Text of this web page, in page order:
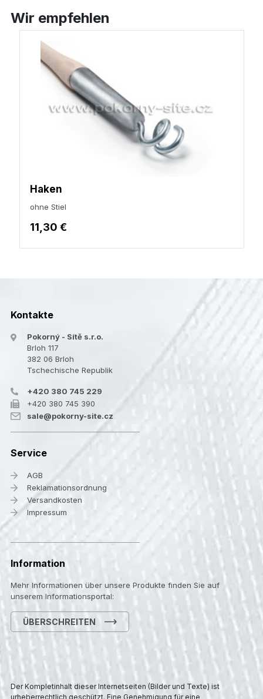
Wir empfehlen
Haken
ohne Stiel
11,30 €
Kontakte
Pokorný - Sítě s.r.o.
Brloh 117
382 06 Brloh
Tschechische Republik
+420 380 745 229
+420 380 745 390
sale@pokorny-site.cz
Service
AGB
Reklamationsordnung
Versandkosten
Impressum
Information
Mehr Informationen über unsere Produkte finden Sie auf
unserem Informationsportal:
ÜBERSCHREITEN
Der Kompletinhalt dieser Internetseiten (Bilder und Texte) ist
urheberrechtlich geschützt. Eine Genehmigung für eine